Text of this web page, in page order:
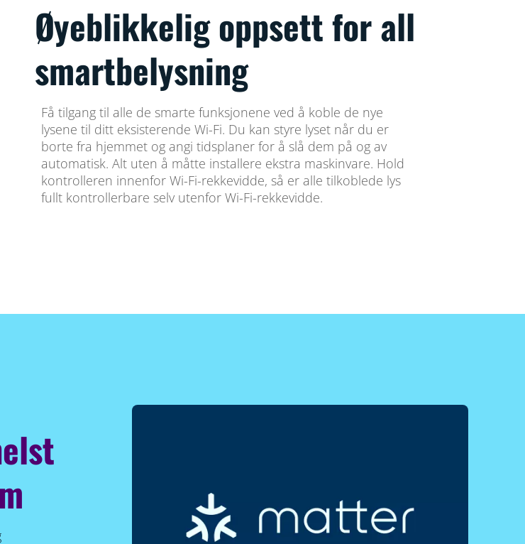
Øyeblikkelig oppsett for all
smartbelysning
Få tilgang til alle de smarte funksjonene ved å koble de nye
lysene til ditt eksisterende Wi-Fi. Du kan styre lyset når du er
borte fra hjemmet og angi tidsplaner for å slå dem på og av
automatisk. Alt uten å måtte installere ekstra maskinvare. Hold
kontrolleren innenfor Wi-Fi-rekkevidde, så er alle tilkoblede lys
fullt kontrollerbare selv utenfor Wi-Fi-rekkevidde.